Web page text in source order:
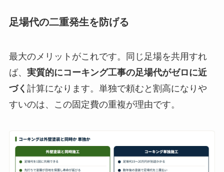
足場代の二重発生を防げる
最大のメリットがこれです。同じ足場を共用すれ
ば、 実質的にコーキング工事の足場代がゼロに近
づく 計算になります。単独で頼むと割高になりや
すいのは、この固定費の重複が理由です。